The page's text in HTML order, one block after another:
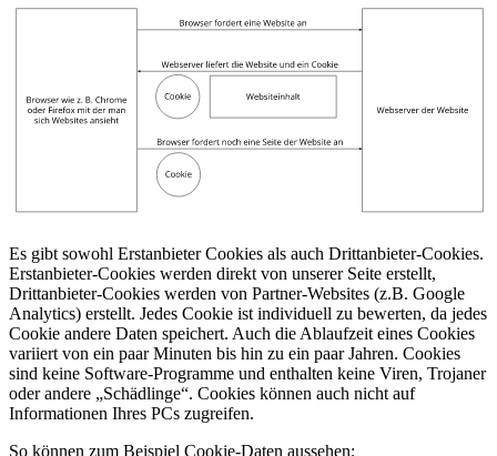
Es gibt sowohl Erstanbieter Cookies als auch Drittanbieter-Cookies.
Erstanbieter-Cookies werden direkt von unserer Seite erstellt,
Drittanbieter-Cookies werden von Partner-Websites (z.B. Google
Analytics) erstellt. Jedes Cookie ist individuell zu bewerten, da jedes
Cookie andere Daten speichert. Auch die Ablaufzeit eines Cookies
variiert von ein paar Minuten bis hin zu ein paar Jahren. Cookies
sind keine Software-Programme und enthalten keine Viren, Trojaner
oder andere „Schädlinge“. Cookies können auch nicht auf
Informationen Ihres PCs zugreifen.
So können zum Beispiel Cookie-Daten aussehen: